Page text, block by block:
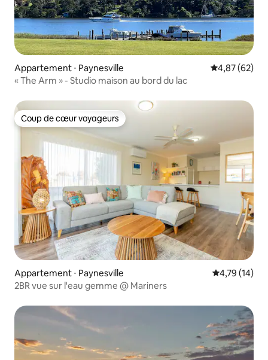
Appartement ⋅ Paynesville Évaluation
4,87 (62)
« The Arm » - Studio maison au bord du lac
Coup de cœur voyageurs
Coup de cœur voyageurs
Appartement ⋅ Paynesville Évaluation
4,79 (14)
2BR vue sur l'eau gemme @ Mariners